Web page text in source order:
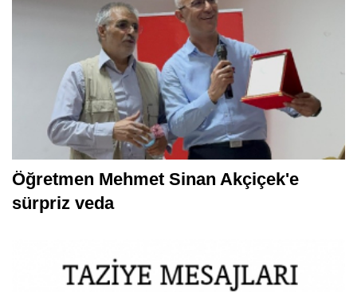
Öğretmen Mehmet Sinan Akçiçek'e
sürpriz veda